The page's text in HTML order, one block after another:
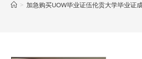
> 加急购买UOW毕业证伍伦贡大学毕业证